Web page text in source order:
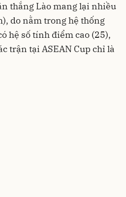
thắng Lào mang lại nhiều
do nằm trong hệ thống
hệ số tính điểm cao (25),
trận tại ASEAN Cup chỉ là